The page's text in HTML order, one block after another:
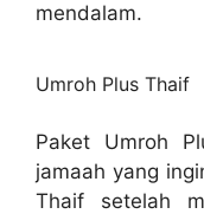
mendalam.
Umroh Plus Thaif
Paket Umroh
jamaah yang
Thaif setelah